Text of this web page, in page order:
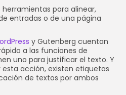
PINEDA 17 JULIO, 2026
herramientas para alinear,
entradas o de una página
y Gutenberg cuentan
a las funciones de
uno para justificar el texto. Y
esta acción, existen etiquetas
de textos por ambos